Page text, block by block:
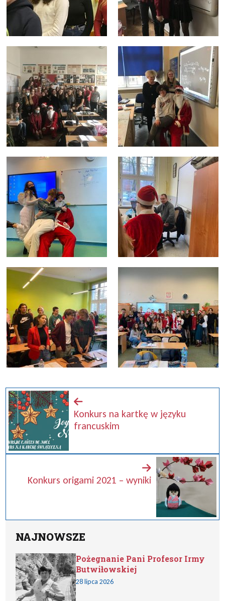
Konkurs na kartkę w języku
francuskim
Konkurs origami 2021 – wyniki
NAJNOWSZE
Pożegnanie Pani Profesor Irmy
Butwiłowskiej
28 lipca 2026